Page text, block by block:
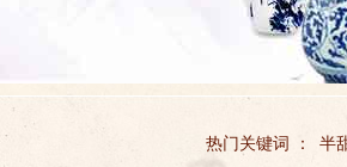
热门关键词 ： 半